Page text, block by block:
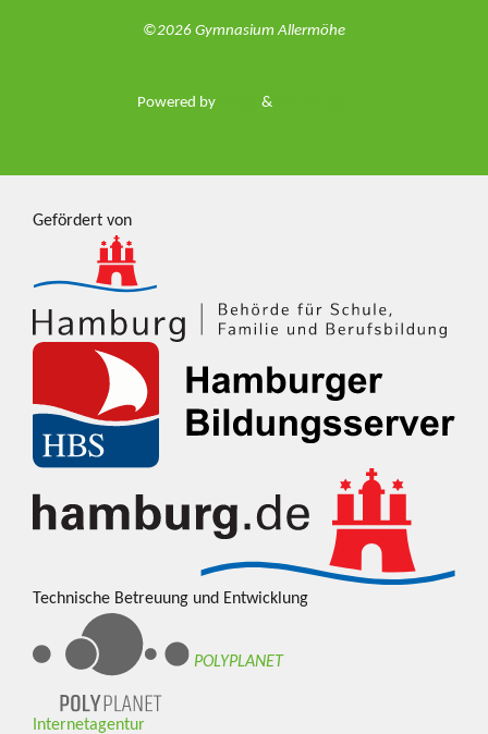
©2026 Gymnasium Allermöhe
Powered by &
Gefördert von
Technische Betreuung und Entwicklung
POLYPLANET
Internetagentur